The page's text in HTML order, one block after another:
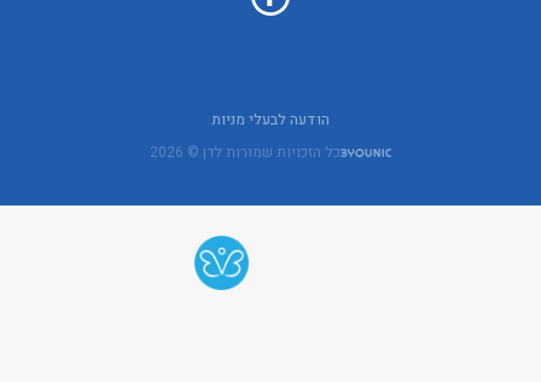
הודעה לבעלי מניות
כל הזכויות שמורות לדן © 2026